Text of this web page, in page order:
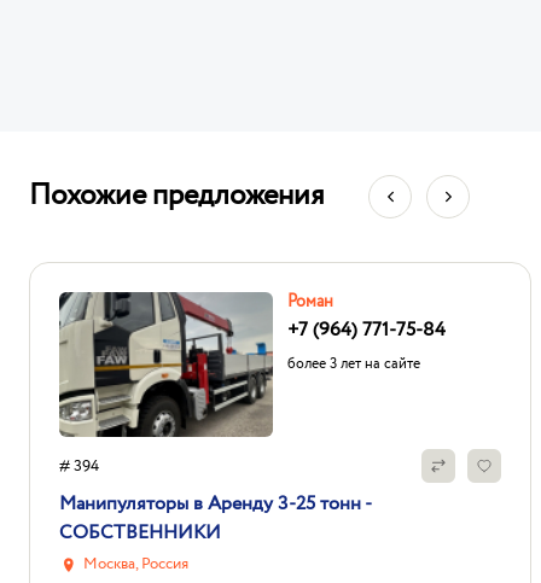
Похожие предложения
Роман
+7 (964) 771-75-84
более 3 лет на сайте
# 394
Манипуляторы в Аренду 3-25 тонн -
СОБСТВЕННИКИ
Москва, Россия